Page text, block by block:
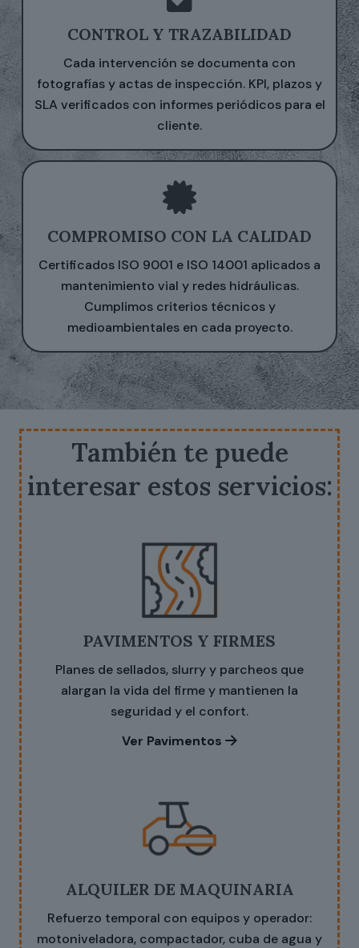
CONTROL Y TRAZABILIDAD
Cada intervención se documenta con
fotografías y actas de inspección. KPI, plazos y
SLA verificados con informes periódicos para el
cliente.
COMPROMISO CON LA CALIDAD
Certificados ISO 9001 e ISO 14001 aplicados a
mantenimiento vial y redes hidráulicas.
Cumplimos criterios técnicos y
medioambientales en cada proyecto.
También te puede
interesar estos servicios:
PAVIMENTOS Y FIRMES
Planes de sellados, slurry y parcheos que
alargan la vida del firme y mantienen la
seguridad y el confort.
Ver Pavimentos
ALQUILER DE MAQUINARIA
Refuerzo temporal con equipos y operador:
motoniveladora, compactador, cuba de agua y